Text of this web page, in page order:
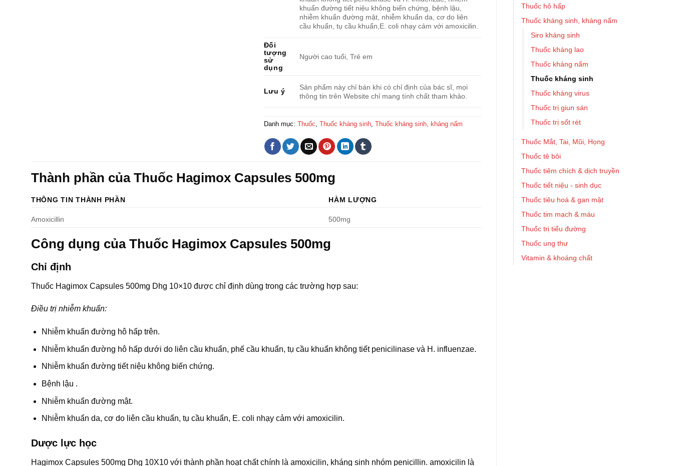
Thuốc hô hấp
Thuốc kháng sinh, kháng nấm
Siro kháng sinh
Thuốc kháng lao
Thuốc kháng nấm
Thuốc kháng sinh
Thuốc kháng virus
Thuốc trị giun sán
Thuốc trị sốt rét
Thuốc Mắt, Tai, Mũi, Họng
Thuốc tê bôi
Thuốc tiêm chích & dịch truyền
Thuốc tiết niệu - sinh dục
Thuốc tiêu hoá & gan mật
Thuốc tim mạch & máu
Thuốc trị tiểu đường
Thuốc ung thư
Vitamin & khoáng chất
khuẩn đường tiết niệu không biến chứng, bệnh lậu,
nhiễm khuẩn đường mật, nhiễm khuẩn da, cơ do liên
cầu khuẩn, tụ cầu khuẩn,E. coli nhạy cảm với amoxicilin.
Đối
tượng
sử
dụng
Người cao tuổi, Trẻ em
Lưu ý
Sản phẩm này chỉ bán khi có chỉ định của bác sĩ, mọi
thông tin trên Website chỉ mang tính chất tham khảo.
Danh mục: Thuốc, Thuốc kháng sinh, Thuốc kháng sinh, kháng nấm
Thành phần của Thuốc Hagimox Capsules 500mg
THÔNG TIN THÀNH PHẦN HÀM LƯỢNG
Amoxicillin 500mg
Công dụng của Thuốc Hagimox Capsules 500mg
Chỉ định
Thuốc Hagimox Capsules 500mg Dhg 10×10 được chỉ định dùng trong các trường hợp sau:
Điều trị nhiễm khuẩn:
Nhiễm khuẩn đường hô hấp trên.
Nhiễm khuẩn đường hô hấp dưới do liên cầu khuẩn, phế cầu khuẩn, tụ cầu khuẩn không tiết penicilinase và H. influenzae.
Nhiễm khuẩn đường tiết niệu không biến chứng.
Bệnh lậu .
Nhiễm khuẩn đường mật.
Nhiễm khuẩn da, cơ do liên cầu khuẩn, tụ cầu khuẩn, E. coli nhạy cảm với amoxicilin.
Dược lực học
Hagimox Capsules 500mg Dhg 10X10 với thành phần hoạt chất chính là amoxicilin, kháng sinh nhóm penicillin. amoxicilin là